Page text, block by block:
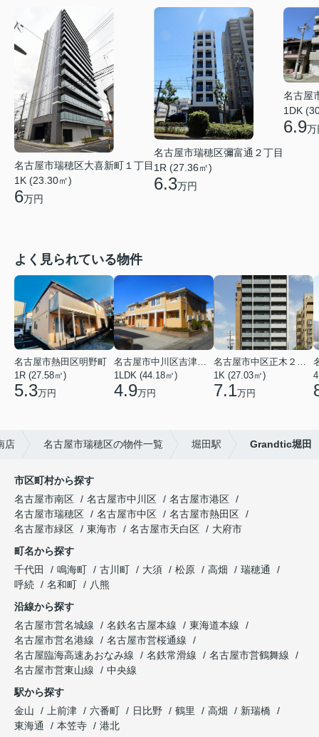
名古屋市瑞穂区大喜新町１丁目
1K (23.30㎡)
6万円
名古屋市瑞穂区彌富通２丁目
1R (27.36㎡)
6.3万円
名古屋
1DK
6.9万
よく見られている物件
名古屋市熱田区明野町
1R (27.58㎡)
5.3万円
名古屋市中川区吉津４丁目
1LDK (44.18㎡)
4.9万円
名古屋市中区正木２丁目
1K (27.03㎡)
7.1万円
店 名古屋市瑞穂区の物件一覧 堀田駅 Grandtic堀田
市区町村から探す
名古屋市南区
名古屋市中川区
名古屋市港区
名古屋市瑞穂区
名古屋市中区
名古屋市熱田区
名古屋市緑区
東海市 名古屋市天白区
大府市
町名から探す
千代田
鳴海町 古川町 大須 松原 高畑
瑞穂通
呼続
名和町
八熊
沿線から探す
名古屋市営名城線
名鉄名古屋本線
東海道本線
名古屋市営名港線
名古屋市営桜通線
名古屋臨海高速あおなみ線
名鉄常滑線
名古屋市営鶴舞線
名古屋市営東山線
中央線
駅から探す
金山
上前津 六番町 日比野 鶴里 高畑
新瑞橋
東海通
本笠寺 港北